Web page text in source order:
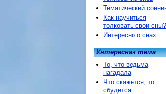
Тематический
Как научиться
толковать свои сны?
Интересно о снах
Интересная тема
То, что ведьма
нагадала
Что скажется, то
сбудется